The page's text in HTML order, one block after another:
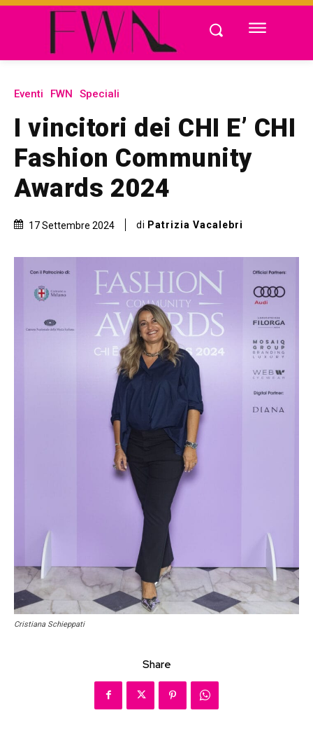
Eventi FWN Speciali
I vincitori dei CHI E’ CHI
Fashion Community
Awards 2024
17 Settembre 2024 di Patrizia Vacalebri
Cristiana Schieppati
Share